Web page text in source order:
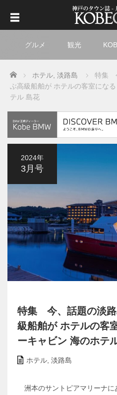
グルメ 観光
Home ホテル 淡路島
特集
ぶ高級船舶が ホテルの客室にな
テル 島花
2024年
3月号
特集 今、話題の淡路
級船舶が ホテルの客
ーキャビン 海のホテ
ホテル, 淡路島
洲本のサントピアマリーナに